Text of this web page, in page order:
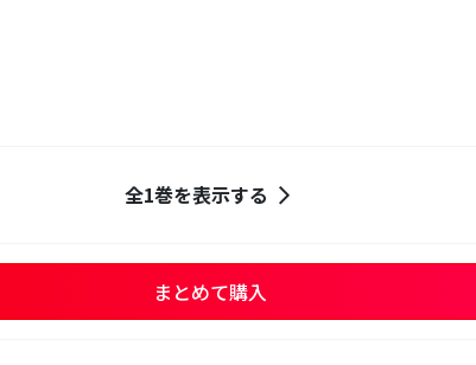
全1巻を表示する
まとめて購入